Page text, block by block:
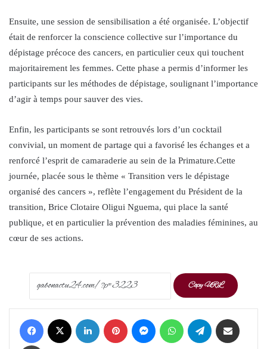
Ensuite, une session de sensibilisation a été organisée. L’objectif
était de renforcer la conscience collective sur l’importance du
dépistage précoce des cancers, en particulier ceux qui touchent
majoritairement les femmes. Cette phase a permis d’informer les
participants sur les méthodes de dépistage, soulignant l’importance
d’agir à temps pour sauver des vies.
Enfin, les participants se sont retrouvés lors d’un cocktail
convivial, un moment de partage qui a favorisé les échanges et a
renforcé l’esprit de camaraderie au sein de la Primature.Cette
journée, placée sous le thème « Transition vers le dépistage
organisé des cancers », reflète l’engagement du Président de la
transition, Brice Clotaire Oligui Nguema, qui place la santé
publique, et en particulier la prévention des maladies féminines, au
cœur de ses actions.
Copy URL
Facebook LinkedIn Pinterest Messenger WhatsApp Telegram
Print